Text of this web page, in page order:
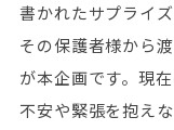
書かれたサプライ
その保護者様から
が本企画です。現
不安や緊張を抱え